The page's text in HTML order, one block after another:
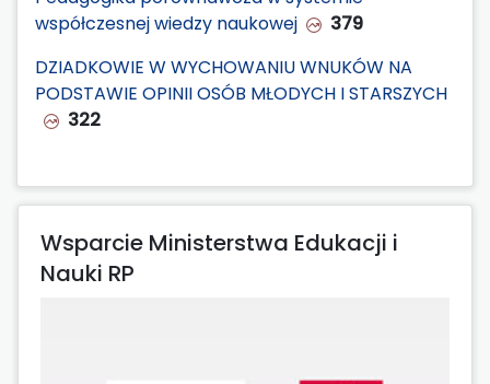
współczesnej wiedzy naukowej
379
DZIADKOWIE W WYCHOWANIU WNUKÓW NA
PODSTAWIE OPINII OSÓB MŁODYCH I STARSZYCH
322
Wsparcie Ministerstwa Edukacji i
Nauki RP